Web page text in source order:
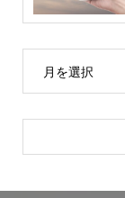
月を選択